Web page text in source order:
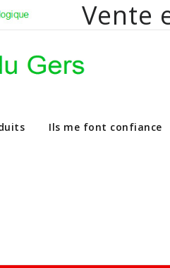
Vente
en direct de
Ils me font confiance